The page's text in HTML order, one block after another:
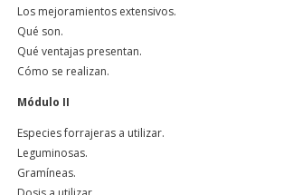
Los mejoramientos extensivos.
Qué son.
Qué ventajas presentan.
Cómo se realizan.
Módulo II
Especies forrajeras a utilizar.
Leguminosas.
Gramíneas.